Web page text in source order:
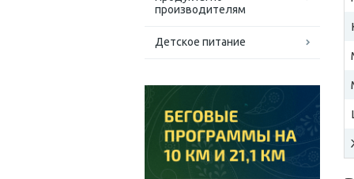
производителям
Детское питание